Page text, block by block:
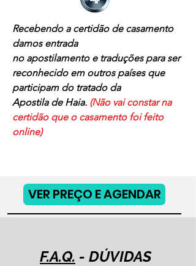
Recebendo a certidão de casamento
damos entrada
no apostilamento e traduções para ser
reconhecido em outros países que
participam do tratado da
Apostila de Haia. (Não vai constar na
certidão que o casamento foi feito
online)
VER PREÇO E AGENDAR
F.A.Q. - DÚVIDAS